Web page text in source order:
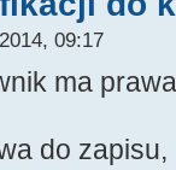
09:17
ma
do